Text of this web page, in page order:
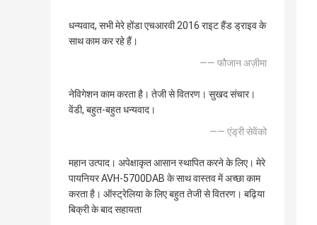
धन्यवाद, सभी मेरे होंडा एचआरवी 2016 राइट हैंड ड्राइव के
साथ काम कर रहे हैं।
—— फौजान अज़ीमा
नेविगेशन काम करता है। तेजी से वितरण। सुखद संचार।
वेंडी, बहुत-बहुत धन्यवाद।
—— एंड्री सेवेंको
महान उत्पाद। अपेक्षाकृत आसान स्थापित करने के लिए। मेरे
पायनियर AVH-5700DAB के साथ वास्तव में अच्छा काम
करता है। ऑस्ट्रेलिया के लिए बहुत तेजी से वितरण। बढ़िया
बिक्री के बाद सहायता